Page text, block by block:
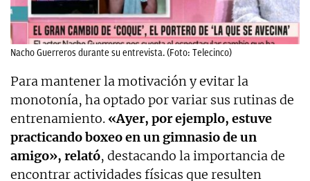
Nacho Guerreros durante su entrevista. (Foto: Telecinco)
Para mantener la motivación y evitar la
monotonía, ha optado por variar sus rutinas de
entrenamiento. «Ayer, por ejemplo, estuve
practicando boxeo en un gimnasio de un
amigo», relató, destacando la importancia de
encontrar actividades físicas que resulten